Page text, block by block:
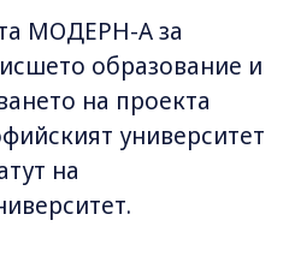
МОДЕРН-А за
образование и
на проекта
университет
на